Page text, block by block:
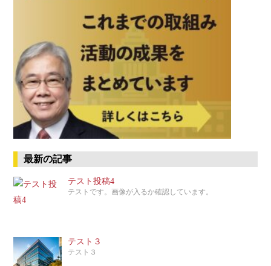
最新の記事
テスト投稿4
テストです。画像が入るか確認しています。
テスト３
テスト３